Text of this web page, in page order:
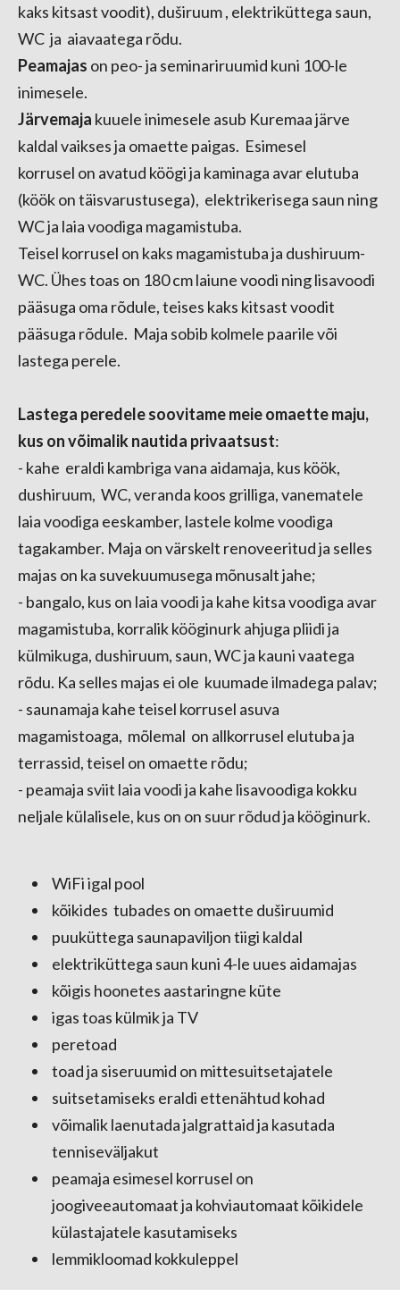
kaks kitsast voodit), duširuum , elektriküttega saun,
WC ja aiavaatega rõdu.
Peamajas on peo- ja seminariruumid kuni 100-le
inimesele.
Järvemaja kuuele inimesele asub Kuremaa järve
kaldal vaikses ja omaette paigas. Esimesel
korrusel on avatud köögi ja kaminaga avar elutuba
(köök on täisvarustusega), elektrikerisega saun ning
WC ja laia voodiga magamistuba.
Teisel korrusel on kaks magamistuba ja dushiruum-
WC. Ühes toas on 180 cm laiune voodi ning lisavoodi
pääsuga oma rõdule, teises kaks kitsast voodit
pääsuga rõdule. Maja sobib kolmele paarile või
lastega perele.
Lastega peredele soovitame meie omaette maju,
kus on võimalik nautida privaatsust:
- kahe eraldi kambriga vana aidamaja, kus köök,
dushiruum, WC, veranda koos grilliga, vanematele
laia voodiga eeskamber, lastele kolme voodiga
tagakamber. Maja on värskelt renoveeritud ja selles
majas on ka suvekuumusega mõnusalt jahe;
- bangalo, kus on laia voodi ja kahe kitsa voodiga avar
magamistuba, korralik kööginurk ahjuga pliidi ja
külmikuga, dushiruum, saun, WC ja kauni vaatega
rõdu. Ka selles majas ei ole kuumade ilmadega palav;
- saunamaja kahe teisel korrusel asuva
magamistoaga, mõlemal on allkorrusel elutuba ja
terrassid, teisel on omaette rõdu;
- peamaja sviit laia voodi ja kahe lisavoodiga kokku
neljale külalisele, kus on on suur rõdud ja kööginurk.
WiFi igal pool
kõikides tubades on omaette duširuumid
puuküttega saunapaviljon tiigi kaldal
elektriküttega saun kuni 4-le uues aidamajas
kõigis hoonetes aastaringne küte
igas toas külmik ja TV
peretoad
toad ja siseruumid on mittesuitsetajatele
suitsetamiseks eraldi ettenähtud kohad
võimalik laenutada jalgrattaid ja kasutada
tenniseväljakut
peamaja esimesel korrusel on
joogiveeautomaat ja kohviautomaat kõikidele
külastajatele kasutamiseks
lemmikloomad kokkuleppel